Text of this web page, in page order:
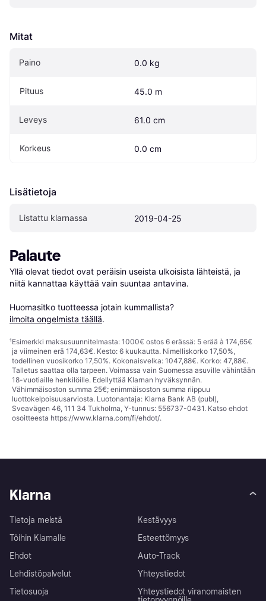
Mitat
Paino 0.0 kg
Pituus 45.0 m
Leveys 61.0 cm
Korkeus 0.0 cm
Lisätietoja
Listattu klarnassa 2019-04-25
Palaute
Yllä olevat tiedot ovat peräisin useista ulkoisista lähteistä, ja
niitä kannattaa käyttää vain suuntaa antavina.
Huomasitko tuotteessa jotain kummallista?
ilmoita ongelmista täällä.
¹Esimerkki maksusuunnitelmasta: 1000€ ostos 6 erässä: 5 erää à 174,65€
ja viimeinen erä 174,63€. Kesto: 6 kuukautta. Nimelliskorko 17,50%,
todellinen vuosikorko 17,50%. Kokonaisvelka: 1047,88€. Korko: 47,88€.
Talletus saattaa olla tarpeen. Voimassa vain Suomessa asuville vähintään
18-vuotiaille henkilöille. Edellyttää Klarnan hyväksynnän.
Vähimmäisoston summa 25€; enimmäisoston summa riippuu
luottokelpoisuusarviosta. Luotonantaja: Klarna Bank AB (publ),
Sveavägen 46, 111 34 Tukholma, Y-tunnus: 556737-0431. Katso ehdot
osoitteesta https://www.klarna.com/fi/ehdot/.
Klarna
Tietoja meistä
Töihin Klarnalle
Ehdot
Lehdistöpalvelut
Tietosuoja
Kestävyys
Esteettömyys
Auto-Track
Yhteystiedot
Yhteystiedot viranomaisten